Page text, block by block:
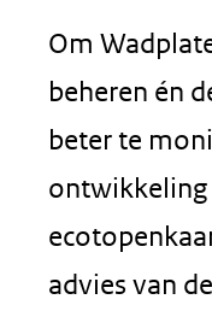
Om
beheren én
beter te
ontwikkeling
advies van